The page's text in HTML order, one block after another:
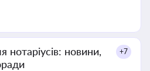
нотаріусів: новини,
+7